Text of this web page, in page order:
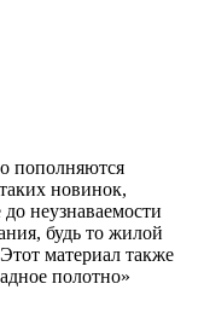
пополняются
новинок,
неузнаваемости
будь то жилой
материал также
полотно»